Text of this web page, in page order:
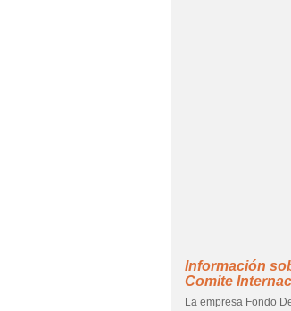
Información
Comite
La empresa Fondo